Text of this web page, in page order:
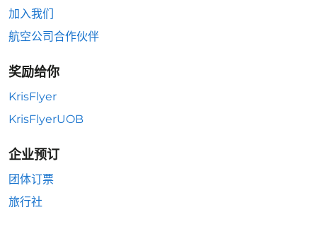
加入我们
航空公司合作伙伴
奖励给你
KrisFlyer
KrisFlyerUOB
企业预订
团体订票
旅行社